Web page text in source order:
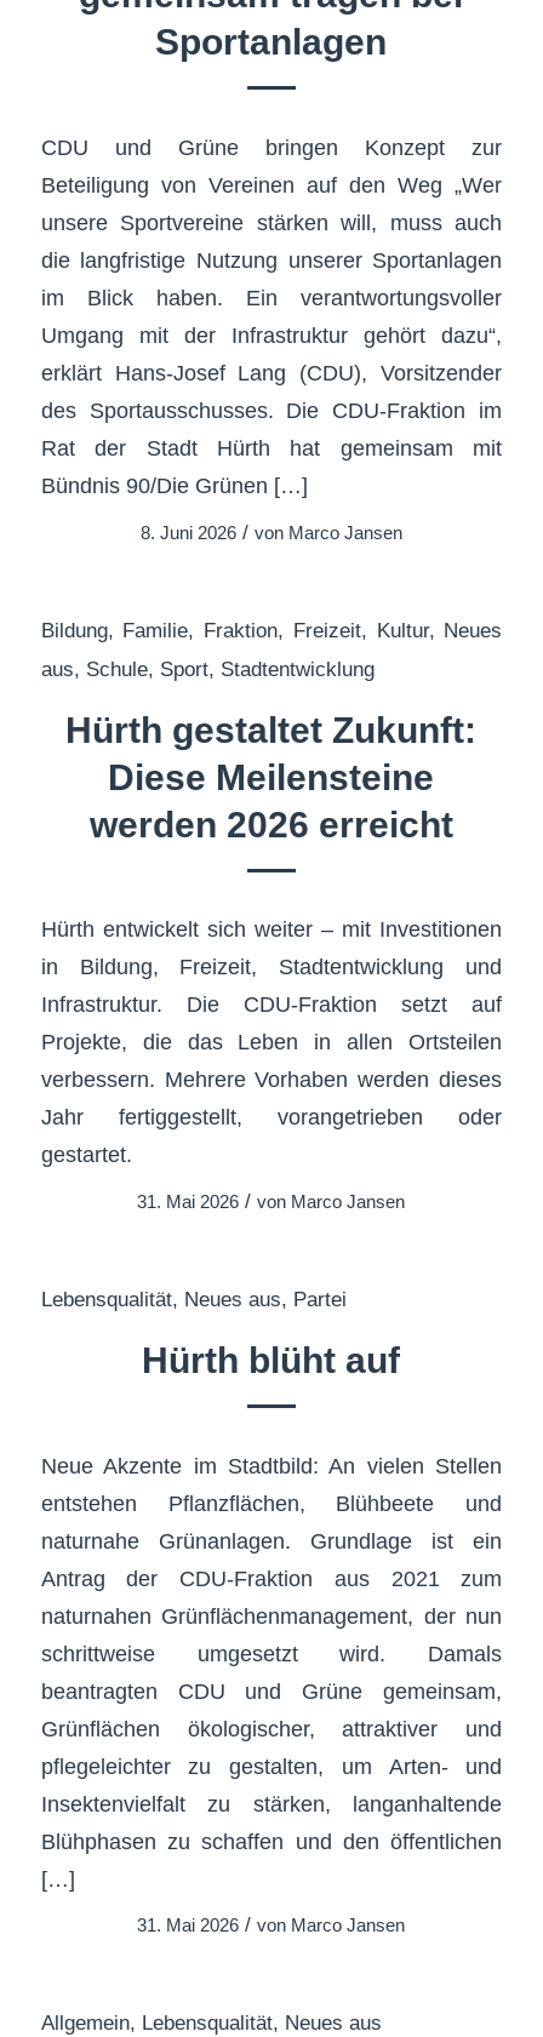
Sportanlagen
CDU und Grüne bringen Konzept zur
Beteiligung von Vereinen auf den Weg „Wer
unsere Sportvereine stärken will, muss auch
die langfristige Nutzung unserer Sportanlagen
im Blick haben. Ein verantwortungsvoller
Umgang mit der Infrastruktur gehört dazu“,
erklärt Hans-Josef Lang (CDU), Vorsitzender
des Sportausschusses. Die CDU-Fraktion im
Rat der Stadt Hürth hat gemeinsam mit
Bündnis 90/Die Grünen […]
8. Juni 2026 / von Marco Jansen
Bildung, Familie, Fraktion, Freizeit, Kultur, Neues
aus, Schule, Sport, Stadtentwicklung
Hürth gestaltet Zukunft:
Diese Meilensteine
werden 2026 erreicht
Hürth entwickelt sich weiter – mit Investitionen
in Bildung, Freizeit, Stadtentwicklung und
Infrastruktur. Die CDU-Fraktion setzt auf
Projekte, die das Leben in allen Ortsteilen
verbessern. Mehrere Vorhaben werden dieses
Jahr fertiggestellt, vorangetrieben oder
gestartet.
31. Mai 2026 / von Marco Jansen
Lebensqualität, Neues aus, Partei
Hürth blüht auf
Neue Akzente im Stadtbild: An vielen Stellen
entstehen Pflanzflächen, Blühbeete und
naturnahe Grünanlagen. Grundlage ist ein
Antrag der CDU-Fraktion aus 2021 zum
naturnahen Grünflächenmanagement, der nun
schrittweise umgesetzt wird. Damals
beantragten CDU und Grüne gemeinsam,
Grünflächen ökologischer, attraktiver und
pflegeleichter zu gestalten, um Arten- und
Insektenvielfalt zu stärken, langanhaltende
Blühphasen zu schaffen und den öffentlichen
[…]
31. Mai 2026 / von Marco Jansen
Allgemein, Lebensqualität, Neues aus